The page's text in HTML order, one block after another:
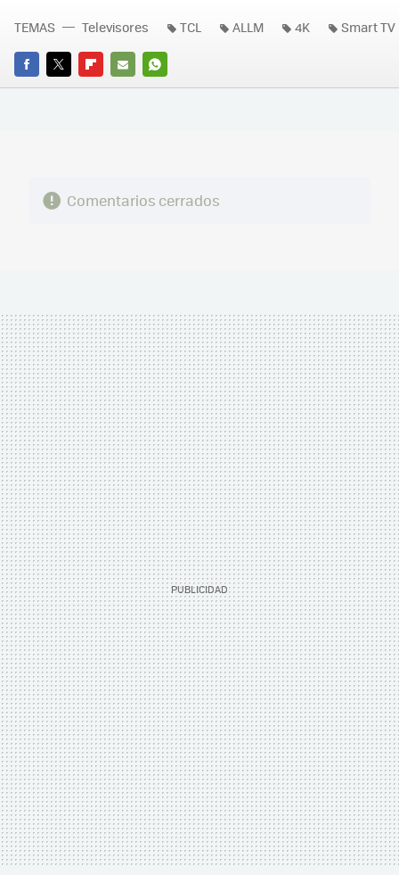
FACEBOOK
TWITTERFLIPBOARD
E-
WHATSAPP
TEMAS Televisores TCL ALLM 4K Smart TV
Comentarios cerrados